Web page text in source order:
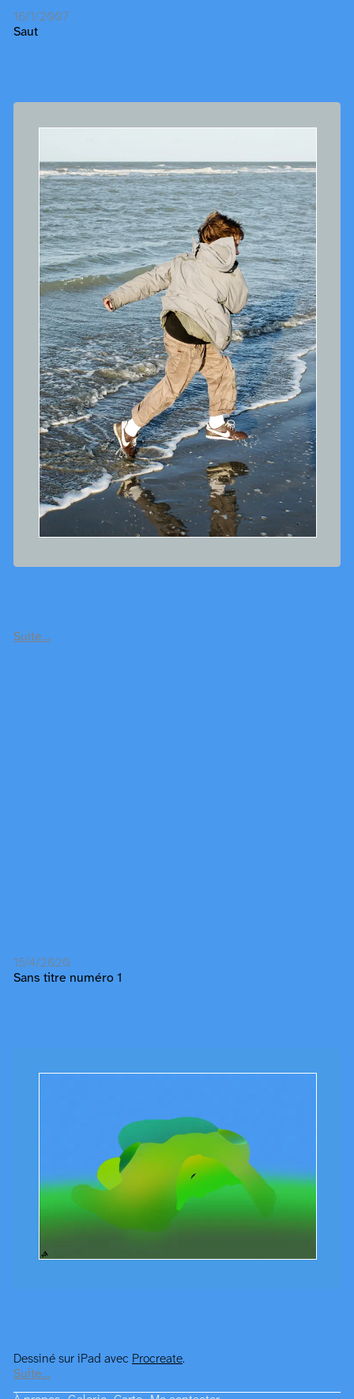
16/1/2007
Saut
Suite…
15/4/2020
Sans titre numéro 1
Dessiné sur iPad avec Procreate.
Suite…